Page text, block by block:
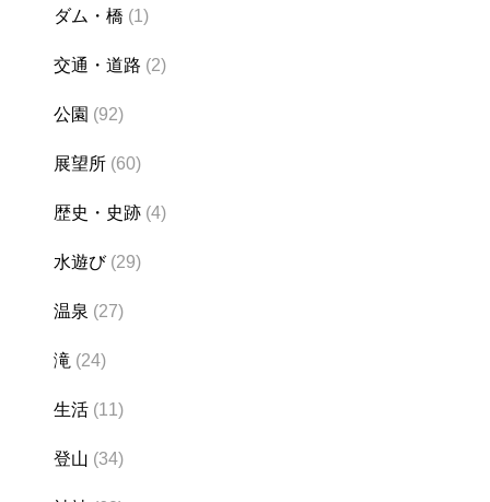
ダム・橋 (1)
交通・道路 (2)
公園 (92)
展望所 (60)
歴史・史跡 (4)
水遊び(29)
温泉 (27)
滝 (24)
生活 (11)
登山 (34)